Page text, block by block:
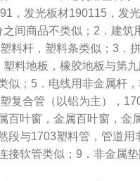
，发光板材190115，发
间商品不类似；2．建
料杆，塑料条类似；3．
料地板，橡胶地板与第
似；5．电线用非金属杆
复合管（以铝为主），
百叶窗，金属百叶窗，
段与1703塑料管，管道
接软管类似；9．非金属